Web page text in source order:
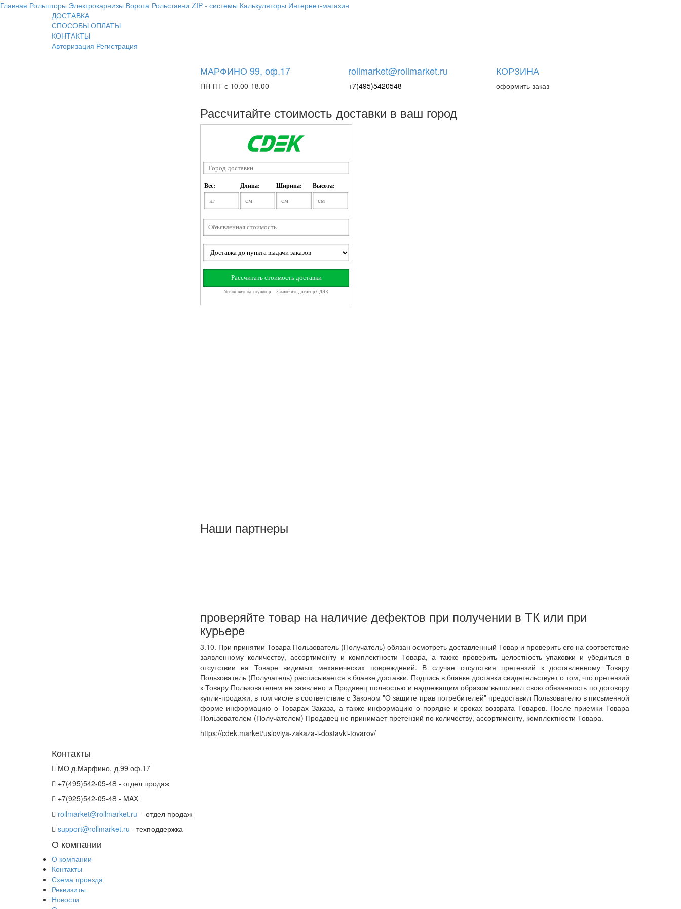
Главная Рольшторы Электрокарнизы Ворота Рольставни ZIP - системы Калькуляторы Интернет-магазин
ДОСТАВКА
СПОСОБЫ ОПЛАТЫ
КОНТАКТЫ
Авторизация Регистрация
МАРФИНО 99, оф.17
ПН-ПТ с 10.00-18.00
rollmarket@rollmarket.ru
+7(495)5420548
КОРЗИНА
оформить заказ
Рассчитайте стоимость доставки в ваш город
Наши партнеры
проверяйте товар на наличие дефектов при получении в ТК или при
курьере
3.10. При принятии Товара Пользователь (Получатель) обязан осмотреть доставленный Товар и проверить его на соответствие
заявленному количеству, ассортименту и комплектности Товара, а также проверить целостность упаковки и убедиться в
отсутствии на Товаре видимых механических повреждений. В случае отсутствия претензий к доставленному Товару
Пользователь (Получатель) расписывается в бланке доставки. Подпись в бланке доставки свидетельствует о том, что претензий
к Товару Пользователем не заявлено и Продавец полностью и надлежащим образом выполнил свою обязанность по договору
купли-продажи, в том числе в соответствие с Законом "О защите прав потребителей" предоставил Пользователю в письменной
форме информацию о Товарах Заказа, а также информацию о порядке и сроках возврата Товаров. После приемки Товара
Пользователем (Получателем) Продавец не принимает претензий по количеству, ассортименту, комплектности Товара.
https://cdek.market/usloviya-zakaza-i-dostavki-tovarov/
Контакты
МО д.Марфино, д.99 оф.17
+7(495)542-05-48 - отдел продаж
+7(925)542-05-48 - MAX
rollmarket@rollmarket.ru - отдел продаж
support@rollmarket.ru - техподдержка
О компании
О компании
Контакты
Схема проезда
Реквизиты
Новости